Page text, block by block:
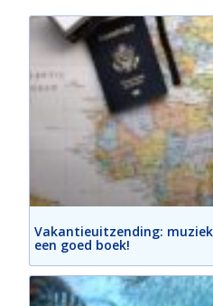
Vakantieuitzending:
een goed boek!